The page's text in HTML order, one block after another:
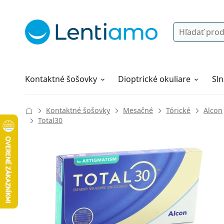
Vyhľadávanie
Kontaktné šošovky
Roztoky Dioptrické okuliare
Všetko o nákupe
Kontaktné šošovky Mesačné Tórické
Alcon
Total30